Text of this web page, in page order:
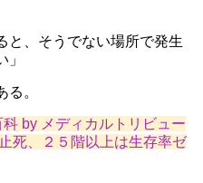
と、そうでない場所で発生
。
by メディカルトリビュー
死、２５階以上は生存率ゼ